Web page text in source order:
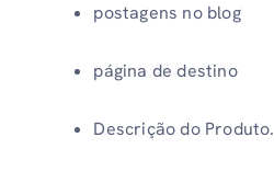
postagens no blog
página de destino
Descrição do Produto.